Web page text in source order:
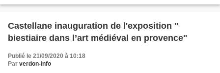
Castellane inauguration de l'exposition "
biestiaire dans l’art médiéval en provence"
Publié le 21/09/2020 à 10:18
Par verdon-info